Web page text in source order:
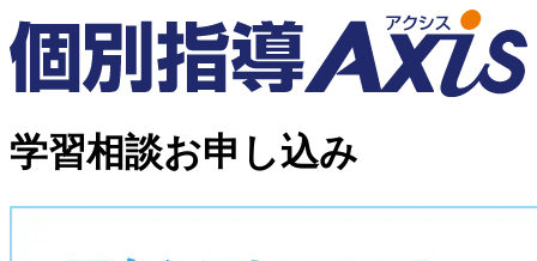
学習相談お申し込み